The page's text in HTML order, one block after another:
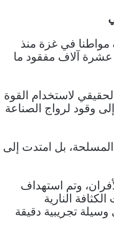
الفلسطينية تشير إلى استشهاد أكثر من 55 ألف مواطنا في غزة منذ
عن أكثر من عشرة آلاف مفقود ما
لاستخدام القوة
وقود لرواج الصناعة
بل امتدت إلى
وتم استهداف
النارية
تجريبية دقيقة